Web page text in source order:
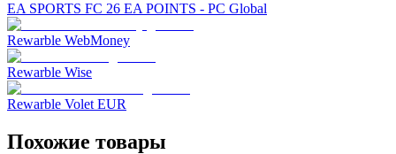
EA SPORTS FC 26 EA POINTS - PC Global
Rewarble WebMoney
Rewarble Wise
Rewarble Volet EUR
Похожие товары